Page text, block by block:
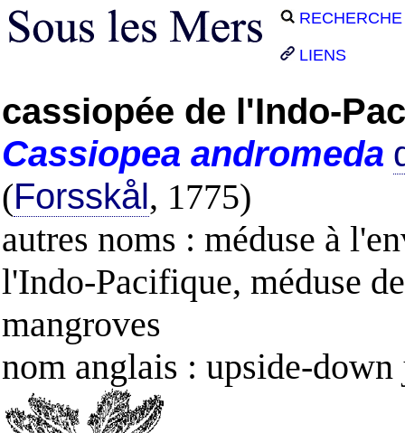
RECHERCHE
LIENS
cassiopée de l'Indo-
Cassiopea andromeda
(Forsskål, 1775)
autres noms : méduse à
l'Indo-Pacifique, méduse
mangroves
nom anglais : upside-